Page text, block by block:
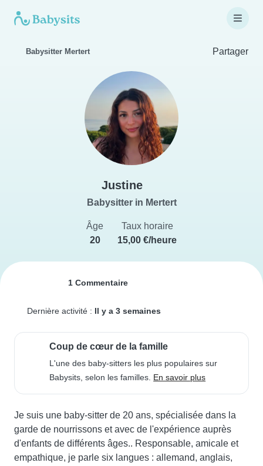
Babysitter Mertert Partager
Justine
Babysitter in Mertert
Âge
20
Taux horaire
15,00 €/heure
1 Commentaire
Dernière activité : Il y a 3 semaines
Coup de cœur de la famille
L'une des baby-sitters les plus populaires sur
Babysits, selon les familles. En savoir plus
Je suis une baby-sitter de 20 ans, spécialisée dans la
garde de nourrissons et avec de l'expérience auprès
d'enfants de différents âges.. Responsable, amicale et
empathique, je parle six langues : allemand, anglais,